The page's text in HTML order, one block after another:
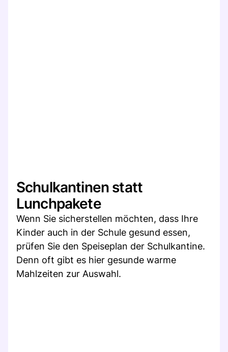
Schulkantinen statt
Lunchpakete
Wenn Sie sicherstellen möchten, dass Ihre
Kinder auch in der Schule gesund essen,
prüfen Sie den Speiseplan der Schulkantine.
Denn oft gibt es hier gesunde warme
Mahlzeiten zur Auswahl.